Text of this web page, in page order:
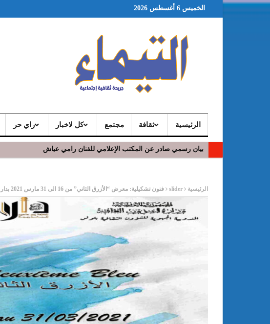
الخميس 6 أغسطس 2026
الرئيسية ثقافة مجتمع كل لاخبار راي حر
بيان رسمي صادر عن المكتب الإعلامي للفنان رامي عياش
الرئيسية slider فنون تشكيلية: معرض “الأزرق الثاني” من 16 الى 31 مارس 2021 بدار الثقافة ابن خلدون المغاربية